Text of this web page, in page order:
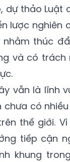
dự thảo Luật
lược nghiên
nhằm thúc
và có
vẫn là lĩnh
chưa có
thế giới.
tiếp cận
khung